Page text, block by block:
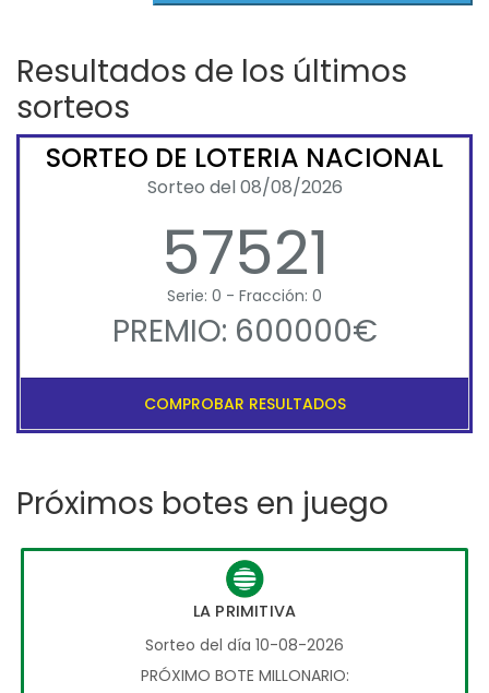
Resultados de los últimos
sorteos
SORTEO DE LOTERIA NACIONAL
Sorteo del 08/08/2026
57521
Serie: 0 - Fracción: 0
PREMIO: 600000€
COMPROBAR RESULTADOS
Próximos botes en juego
LA PRIMITIVA
Sorteo del día 10-08-2026
PRÓXIMO BOTE MILLONARIO: